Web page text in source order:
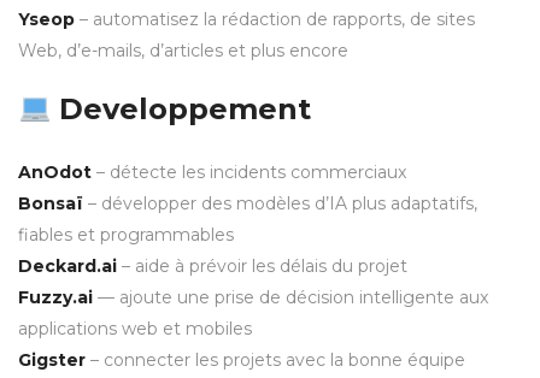
Yseop – automatisez la rédaction de rapports, de sites
Web, d’e-mails, d’articles et plus encore
Developpement
AnOdot – détecte les incidents commerciaux
Bonsaï – développer des modèles d’IA plus adaptatifs,
fiables et programmables
Deckard.ai – aide à prévoir les délais du projet
Fuzzy.ai — ajoute une prise de décision intelligente aux
applications web et mobiles
Gigster – connecter les projets avec la bonne équipe